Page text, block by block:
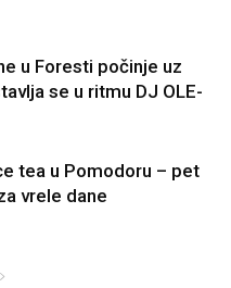
u Foresti počinje uz
se u ritmu DJ OLE-
tea u Pomodoru – pet
vrele dane